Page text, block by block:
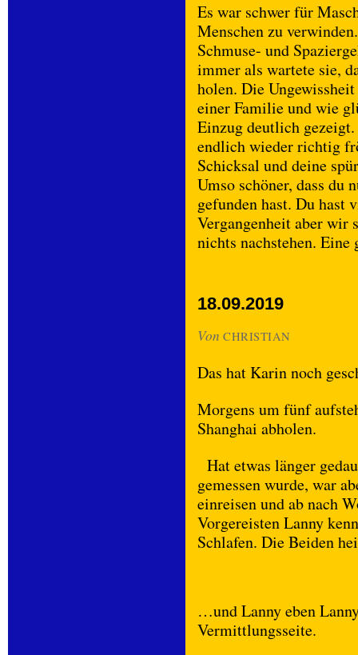
Es war schwer für
Menschen zu
Schmuse- und
immer als wartete sie,
holen. Die
einer Familie und wie
Einzug deutlich
endlich wieder richtig
Schicksal und deine
Umso schöner, dass du
gefunden hast. Du hast
Vergangenheit aber wir
nichts nachstehen.
18.09.2019
Von CHRISTIAN
Das hat Karin noch
Morgens um fünf
Shanghai abholen.
Hat etwas länger
gemessen wurde, war
einreisen und ab nach
Vorgereisten Lanny
Schlafen. Die Beiden
…und Lanny eben
Vermittlungsseite.